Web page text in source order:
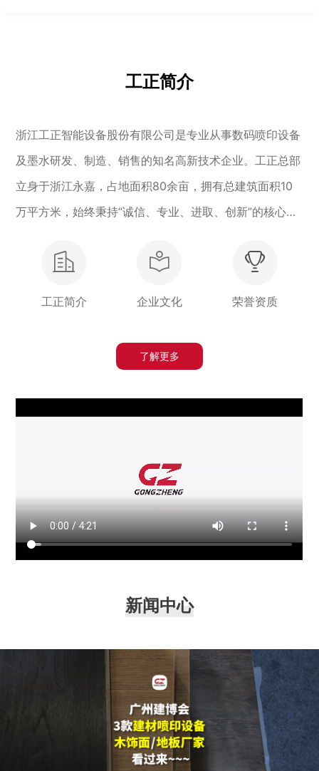
工正简介
浙江工正智能设备股份有限公司是专业从事数码喷印设备
及墨水研发、制造、销售的知名高新技术企业。工正总部
立身于浙江永嘉，占地面积80余亩，拥有总建筑面积10
万平方米，始终秉持“诚信、专业、进取、创新”的核心价
务。旗下产品包括喷绘机、写真机、UV机、制版机、图
工正旗下数条产品线专门为各个类型、层次的客户提供契
合发展路径的设备方案。自1997年以来，工正产品经受
拓国际市场，服务网点已分布在全球80多个国家和地
数码打印研究院持续深化交流与合作，全力提升全线产品
的市场竞争力。凭借雄厚的人才储备和稳健的研发实力，
积极推动行业数字化转型，促进产业智能化落地升级。未
来，工正将一如既往地加强与全球伙伴的交流合作，引领
工正简介 企业文化 荣誉资质
了解更多
新闻中心